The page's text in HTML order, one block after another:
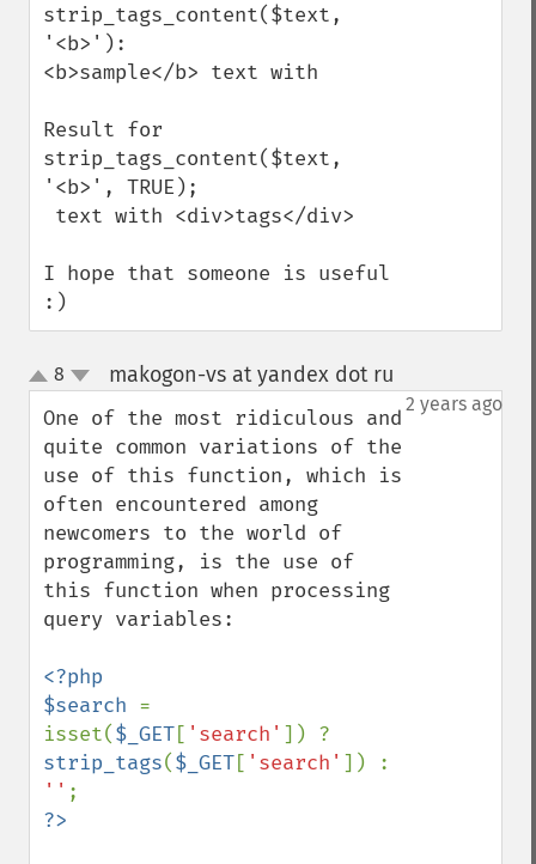
strip_tags_content($text,
'<b>'):
<b>sample</b> text with
Result for
strip_tags_content($text,
'<b>', TRUE);
I hope that someone is useful
:)
up
down
8 makogon-vs at yandex dot ru
2 years ago
One of the most ridiculous and
quite common variations of the
use of this function, which is
often encountered among
newcomers to the world of
programming, is the use of
this function when processing
query variables:
<?php
$search =
isset($_GET[ 'search'
strip_tags($_GET[ 'search'
''